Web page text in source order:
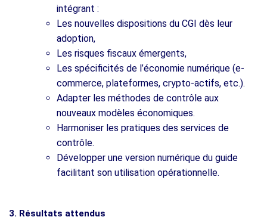
intégrant :
Les nouvelles dispositions du CGI dès leur
adoption,
Les risques fiscaux émergents,
Les spécificités de l’économie numérique (e-
commerce, plateformes, crypto-actifs, etc.).
Adapter les méthodes de contrôle aux
nouveaux modèles économiques.
Harmoniser les pratiques des services de
contrôle.
Développer une version numérique du guide
facilitant son utilisation opérationnelle.
3. Résultats attendus